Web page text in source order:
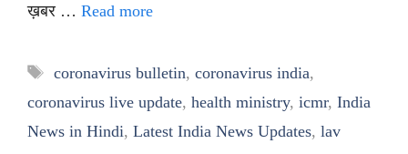
ख़बर … Read more
Tags
coronavirus bulletin, coronavirus india,
coronavirus live update, health ministry, icmr, India
News in Hindi, Latest India News Updates, lav